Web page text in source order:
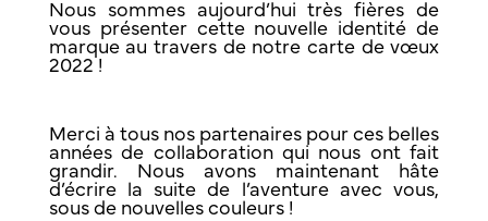
Nous sommes aujourd’hui très fières de
vous présenter cette nouvelle identité de
marque au travers de notre carte de vœux
2022 !
Merci à tous nos partenaires pour ces belles
années de collaboration qui nous ont fait
grandir. Nous avons maintenant hâte
d’écrire la suite de l’aventure avec vous,
sous de nouvelles couleurs !